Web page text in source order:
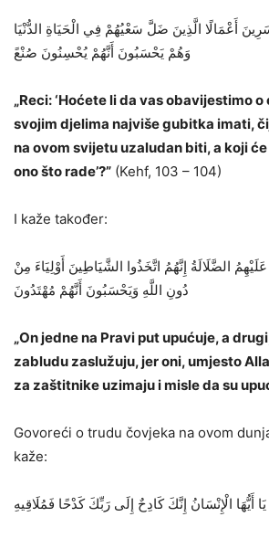
أَعْمَالًا الَّذِينَ ضَلَّ سَعْيُهُمْ فِي الْحَيَاةِ الدُّنْيَا
وَهُمْ يَحْسَبُونَ أَنَّهُمْ يُحْسِنُونَ صُنْعً
„Reci: ‘Hoćete li da vas obavijestimo
svojim djelima najviše gubitka imati,
na ovom svijetu uzaludan biti, a koji
ono što rade’?” (Kehf, 103 – 104)
I kaže također:
الضَّلَالَةُ إِنَّهُمُ اتَّخَذُوا الشَّيَاطِينَ أَوْلِيَاءَ مِنْ
دُونِ اللَّهِ وَيَحْسَبُونَ أَنَّهُمْ مُهْتَدُونَ
„On jedne na Pravi put upućuje, a
zabludu zaslužuju, jer oni, umjesto
za zaštitnike uzimaju i misle da su
Govoreći o trudu čovjeka na ovom
kaže:
يَا أَيُّهَا الْإِنْسَانُ إِنَّكَ كَادِحٌ إِلَى رَبِّكَ كَدْحًا فَمُلَاقِيهِ